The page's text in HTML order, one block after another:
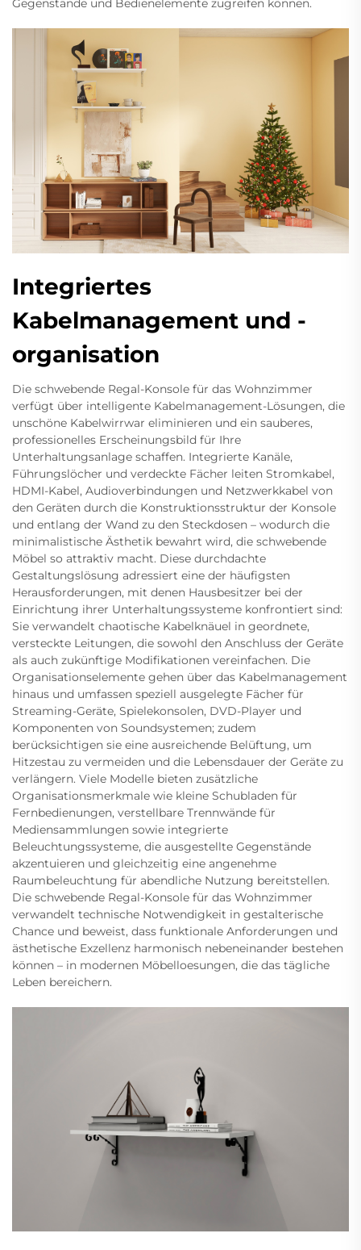
Gegenstände und Bedienelemente zugreifen können.
Integriertes
Kabelmanagement und -
organisation
Die schwebende Regal-Konsole für das Wohnzimmer
verfügt über intelligente Kabelmanagement-Lösungen, die
unschöne Kabelwirrwar eliminieren und ein sauberes,
professionelles Erscheinungsbild für Ihre
Unterhaltungsanlage schaffen. Integrierte Kanäle,
Führungslöcher und verdeckte Fächer leiten Stromkabel,
HDMI-Kabel, Audioverbindungen und Netzwerkkabel von
den Geräten durch die Konstruktionsstruktur der Konsole
und entlang der Wand zu den Steckdosen – wodurch die
minimalistische Ästhetik bewahrt wird, die schwebende
Möbel so attraktiv macht. Diese durchdachte
Gestaltungslösung adressiert eine der häufigsten
Herausforderungen, mit denen Hausbesitzer bei der
Einrichtung ihrer Unterhaltungssysteme konfrontiert sind:
Sie verwandelt chaotische Kabelknäuel in geordnete,
versteckte Leitungen, die sowohl den Anschluss der Geräte
als auch zukünftige Modifikationen vereinfachen. Die
Organisationselemente gehen über das Kabelmanagement
hinaus und umfassen speziell ausgelegte Fächer für
Streaming-Geräte, Spielekonsolen, DVD-Player und
Komponenten von Soundsystemen; zudem
berücksichtigen sie eine ausreichende Belüftung, um
Hitzestau zu vermeiden und die Lebensdauer der Geräte zu
verlängern. Viele Modelle bieten zusätzliche
Organisationsmerkmale wie kleine Schubladen für
Fernbedienungen, verstellbare Trennwände für
Mediensammlungen sowie integrierte
Beleuchtungssysteme, die ausgestellte Gegenstände
akzentuieren und gleichzeitig eine angenehme
Raumbeleuchtung für abendliche Nutzung bereitstellen.
Die schwebende Regal-Konsole für das Wohnzimmer
verwandelt technische Notwendigkeit in gestalterische
Chance und beweist, dass funktionale Anforderungen und
ästhetische Exzellenz harmonisch nebeneinander bestehen
können – in modernen Möbelloesungen, die das tägliche
Leben bereichern.